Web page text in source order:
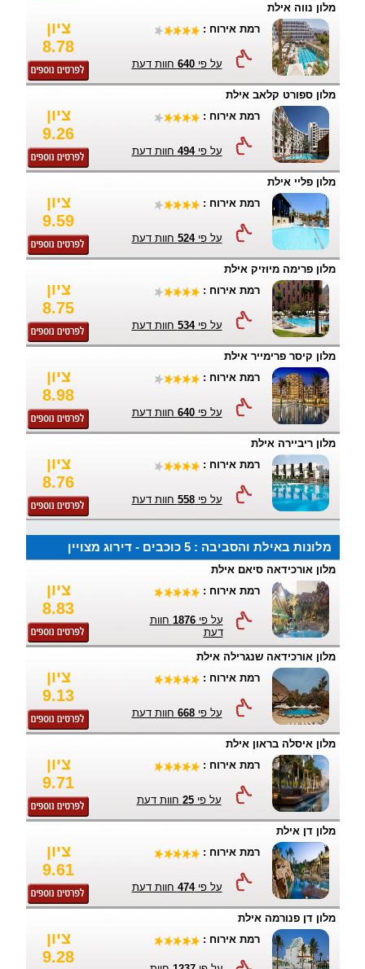
מלון נווה אילת
ציון
8.78
רמת אירוח :
על פי640 חוות דעת
מלון ספורט קלאב אילת
ציון
9.26
רמת אירוח :
על פי494 חוות דעת
מלון פליי אילת
ציון
9.59
רמת אירוח :
על פי524 חוות דעת
מלון פרימה מיוזיק אילת
ציון
8.75
רמת אירוח :
על פי534 חוות דעת
מלון קיסר פרימייר אילת
ציון
8.98
רמת אירוח :
על פי640 חוות דעת
מלון ריביירה אילת
ציון
8.76
רמת אירוח :
על פי558 חוות דעת
מלונות באילת והסביבה : 5 כוכבים - דירוג מצויין
מלון אורכידאה סיאם אילת
ציון
8.83
רמת אירוח :
על פי1876 חוות
דעת
מלון אורכידאה שנגרילה אילת
ציון
9.13
רמת אירוח :
על פי668 חוות דעת
מלון איסלה בראון אילת
ציון
9.71
רמת אירוח :
על פי25 חוות דעת
מלון דן אילת
ציון
9.61
רמת אירוח :
על פי474 חוות דעת
מלון דן פנורמה אילת
ציון
9.28
רמת אירוח :